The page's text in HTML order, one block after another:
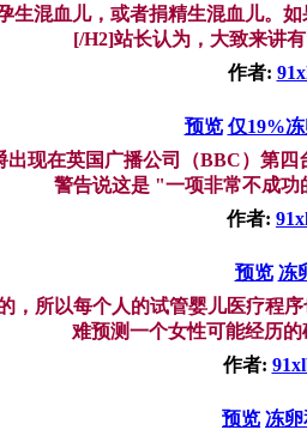
生混血儿，或者捐精生混血儿。
[/H2]站长认为，大致来讲
作者:
预览 仅19%
现在英国广播公司（BBC）第
警告说这是 "一项非常不成
作者:
预览 冻
，所以每个人的试管婴儿医疗程
难预测一个女性可能经历
作者:
预览 冻